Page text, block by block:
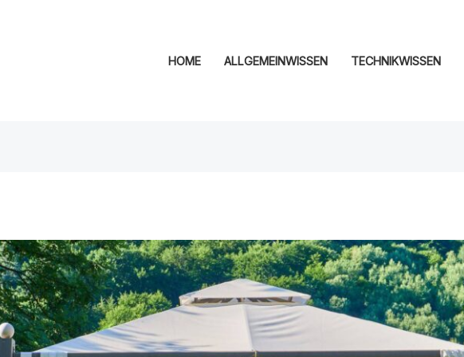
HOME ALLGEMEINWISSEN TECHNIKWISSEN